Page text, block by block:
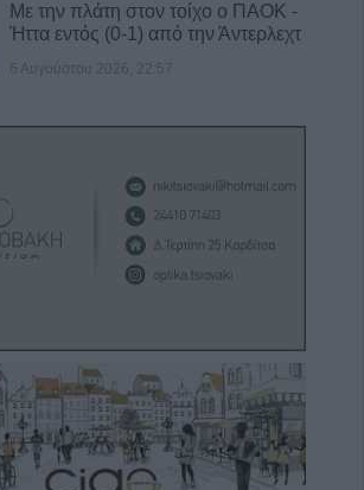
Με την πλάτη στον τοίχο ο ΠΑΟΚ -
Ήττα εντός (0-1) από την Άντερλεχτ
6 Αυγούστου 2026, 22:57